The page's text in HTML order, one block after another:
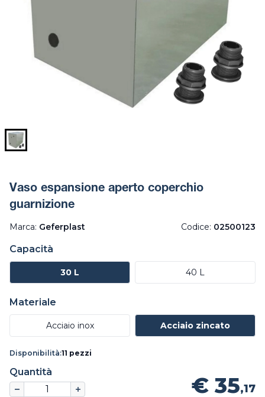
Vaso espansione aperto coperchio
guarnizione
Marca: Geferplast Codice: 02500123
Capacità
30 L 40 L
Materiale
Acciaio inox Acciaio zincato
Disponibilità:11 pezzi
Quantità
€ 35,17